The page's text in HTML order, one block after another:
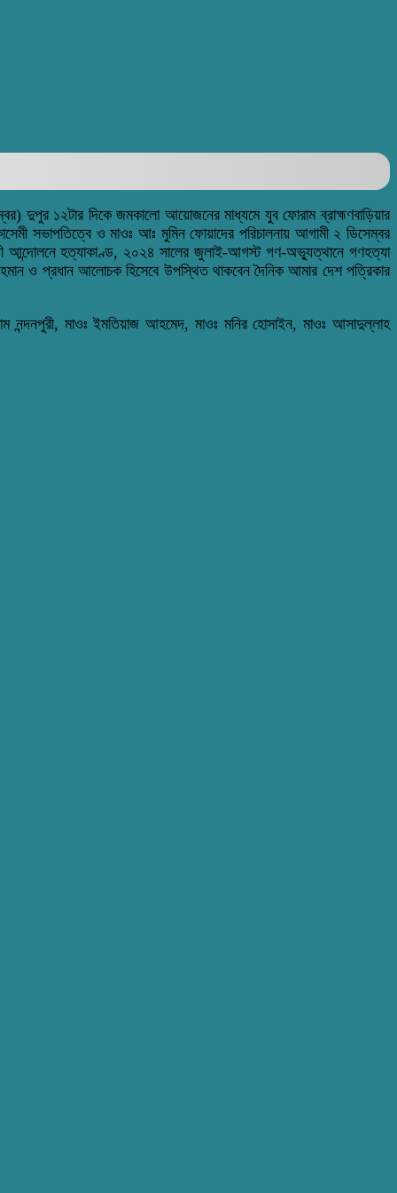
দুপুর ১২টার দিকে জমকালো আয়োজনের মাধ্যমে যুব ফোরাম ব্রাহ্মণবাড়িয়ার
সভাপতিত্বে ও মাওঃ আঃ মুমিন ফোয়াদের পরিচালনায় আগামী ২ ডিসেম্বর
আন্দোলনে হত্যাকাণ্ড, ২০২৪ সালের জুলাই-আগস্ট গণ-অভ্যুত্থানে গণহত্যা
রহমান ও প্রধান আলোচক হিসেবে উপস্থিত থাকবেন দৈনিক আমার দেশ পত্রিকার
নন্দনপুরী, মাওঃ ইমতিয়াজ আহমেদ, মাওঃ মনির হোসাইন, মাওঃ আসাদুল্লাহ